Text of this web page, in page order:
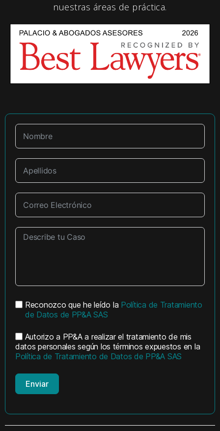
nuestras áreas de práctica.
Reconozco que he leído la Política de Tratamiento
de Datos de PP&A SAS
Autorizo a PP&A a realizar el tratamiento de mis
datos personales según los términos expuestos en la
Política de Tratamiento de Datos de PP&A SAS
Enviar